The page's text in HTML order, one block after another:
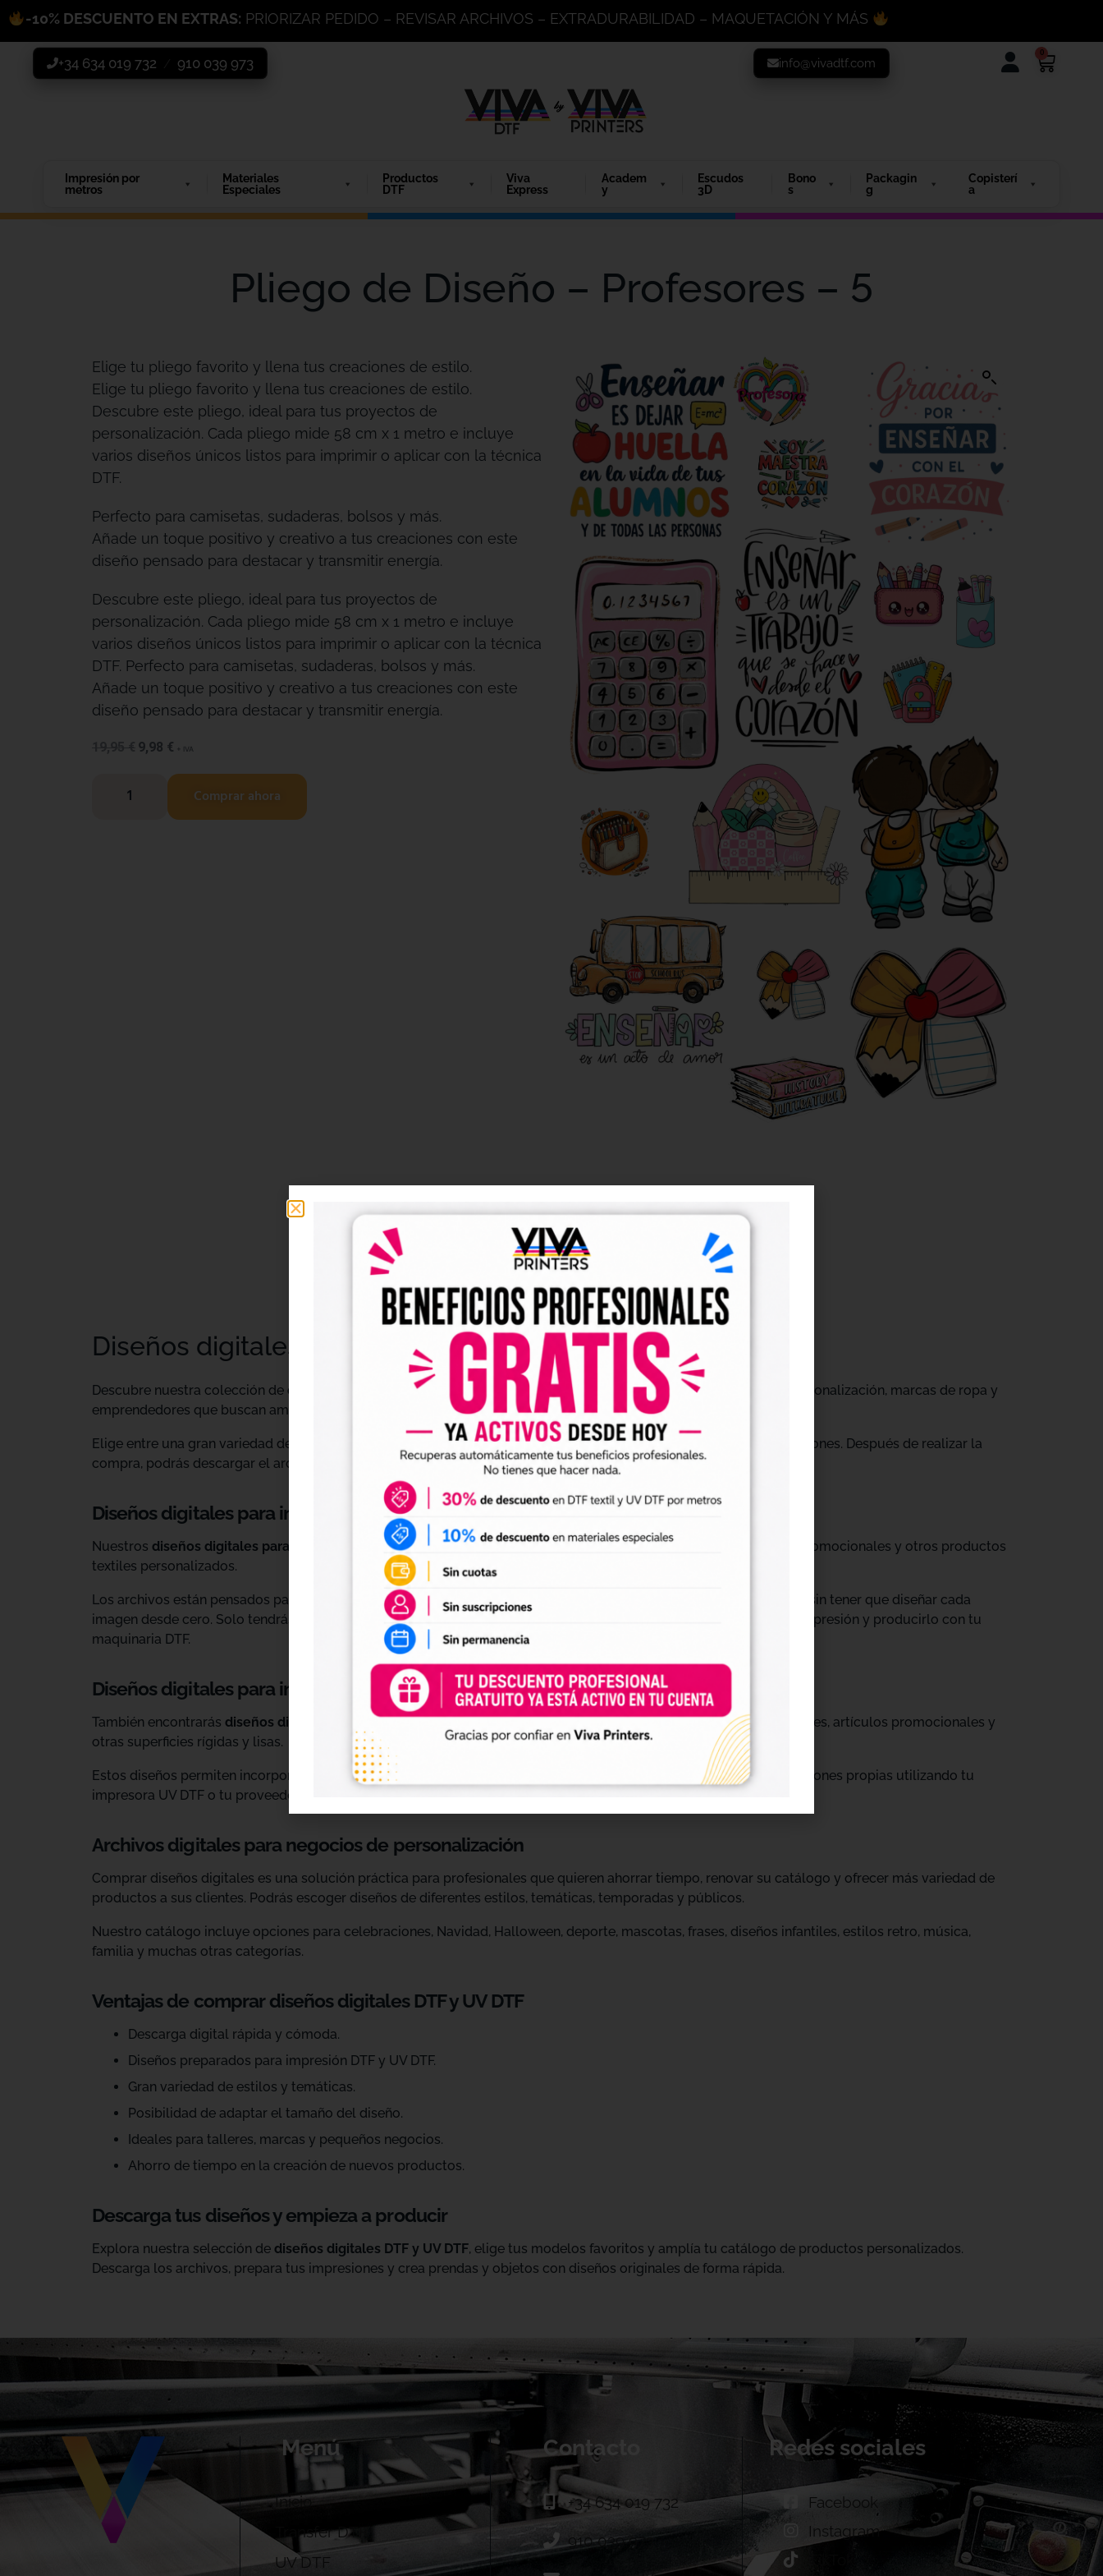
-10% DESCUENTO EN EXTRAS: PRIORIZAR PEDIDO – REVISAR ARCHIVOS – EXTRADURABILIDAD – MAQUETACIÓN Y MÁS
0
+34 634 019 732 910 039 973 info@vivadtf.com
Impresión por
metros
Materiales
Especiales
Productos
DTF
Viva
Express
Academ
y
Escudos
3D
Bono
s
Packagin
g
Copisterí
a
Pliego de Diseño – Profesores – 5
Elige tu pliego favorito y llena tus creaciones de estilo.
Elige tu pliego favorito y llena tus creaciones de estilo.
Descubre este pliego, ideal para tus proyectos de
personalización. Cada pliego mide 58 cm x 1 metro e incluye
varios diseños únicos listos para imprimir o aplicar con la técnica
DTF.
Perfecto para camisetas, sudaderas, bolsos y más.
Añade un toque positivo y creativo a tus creaciones con este
diseño pensado para destacar y transmitir energía.
Descubre este pliego, ideal para tus proyectos de
personalización. Cada pliego mide 58 cm x 1 metro e incluye
varios diseños únicos listos para imprimir o aplicar con la técnica
DTF. Perfecto para camisetas, sudaderas, bolsos y más.
Añade un toque positivo y creativo a tus creaciones con este
diseño pensado para destacar y transmitir energía.
9,98 € + IVA
Comprar ahora
DESCRIPCIÓN
Diseños digitales DTF y UV DTF listos para descargar
Descubre nuestra colección de diseños digitales DTF y UV DTF
, creados para talleres de impresión, negocios de personalización, marcas de ropa y
emprendedores que buscan ampliar su catálogo de forma rápida y sencilla.
Elige entre una gran variedad de diseños individuales y archivos digitales preparados para incorporar a tus producciones. Después de realizar la
compra, podrás descargar el archivo y utilizarlo en tus trabajos de impresión DTF o UV DTF.
Diseños digitales para impresión DTF textil
Nuestros diseños digitales para DTF
son ideales para crear camisetas, sudaderas, tote bags, ropa infantil, prendas promocionales y otros productos
textiles personalizados.
Los archivos están pensados para facilitar la preparación de tus impresiones y ayudarte a crear nuevas colecciones sin tener que diseñar cada
imagen desde cero. Solo tendrás que adaptar el tamaño a tus necesidades, preparar el archivo en tu programa de impresión y producirlo con tu
maquinaria DTF.
Diseños digitales para impresión UV DTF
También encontrarás diseños digitales para UV DTF, perfectos para personalizar vasos, botellas, termos, cajas, envases, artículos promocionales y
otras superficies rígidas y lisas.
Estos diseños permiten incorporar nuevas opciones a tu catálogo de personalización de objetos y preparar producciones propias utilizando tu
impresora UV DTF o tu proveedor habitual de impresión.
Archivos digitales para negocios de personalización
Comprar diseños digitales es una solución práctica para profesionales que quieren ahorrar tiempo, renovar su catálogo y ofrecer más variedad de
productos a sus clientes. Podrás escoger diseños de diferentes estilos, temáticas, temporadas y públicos.
Nuestro catálogo incluye opciones para celebraciones, Navidad, Halloween, deporte, mascotas, frases, diseños infantiles, estilos retro, música,
familia y muchas otras categorías.
Ventajas de comprar diseños digitales DTF y UV DTF
Descarga digital rápida y cómoda.
Diseños preparados para impresión DTF y UV DTF.
Gran variedad de estilos y temáticas.
Posibilidad de adaptar el tamaño del diseño.
Ideales para talleres, marcas y pequeños negocios.
Ahorro de tiempo en la creación de nuevos productos.
Descarga tus diseños y empieza a producir
Explora nuestra selección de diseños digitales DTF y UV DTF, elige tus modelos favoritos y amplía tu catálogo de productos personalizados.
Descarga los archivos, prepara tus impresiones y crea prendas y objetos con diseños originales de forma rápida.
Menú
Inicio
Transfer DTF
UV DTF
Contacto
+34 634 019 732
910 039 973
Redes sociales
Facebook
Instagram